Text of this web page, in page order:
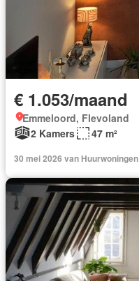
€ 1.053/maand
Emmeloord, Flevoland
2 Kamers
47 m²
30 mei 2026 van Huurwoningen